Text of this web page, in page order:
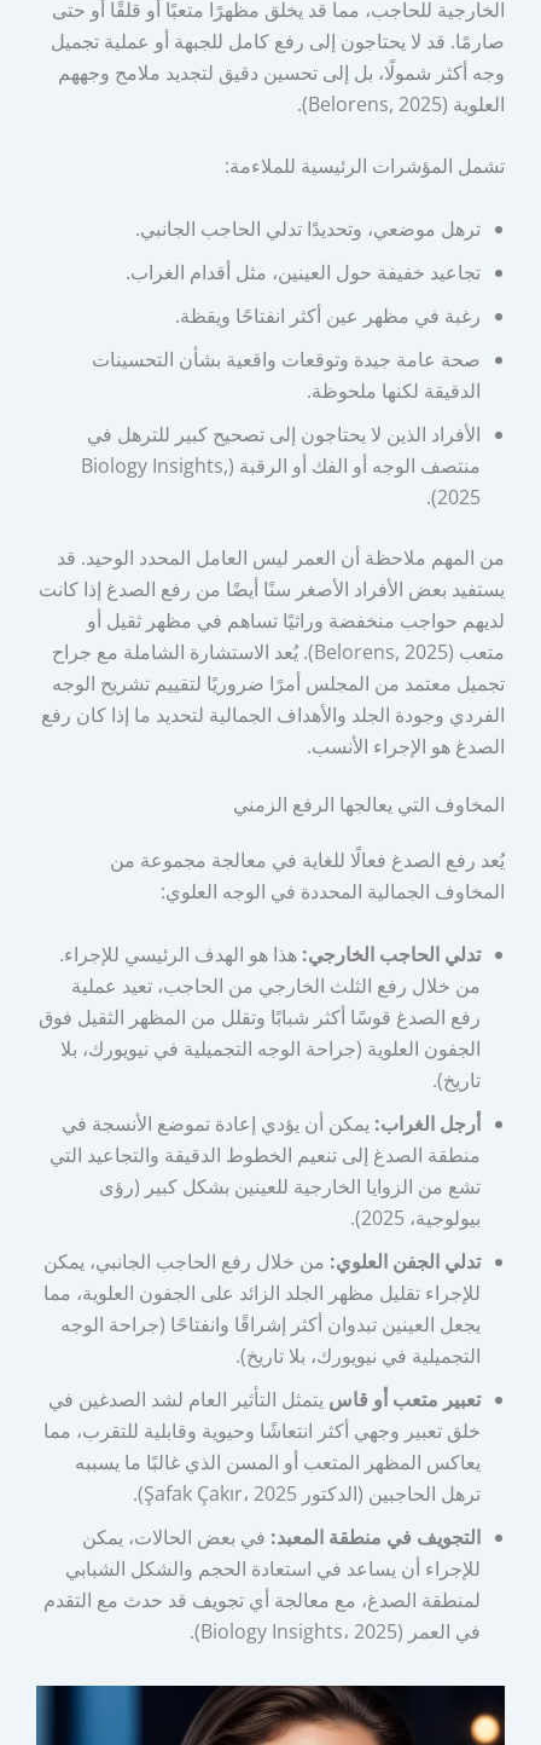
الخارجية للحاجب، مما قد يخلق مظهرًا متعبًا أو قلقًا أو حتى
صارمًا. قد لا يحتاجون إلى رفع كامل للجبهة أو عملية تجميل
وجه أكثر شمولًا، بل إلى تحسين دقيق لتجديد ملامح وجههم
العلوية (Belorens, 2025).
تشمل المؤشرات الرئيسية للملاءمة:
ترهل موضعي، وتحديدًا تدلي الحاجب الجانبي.
تجاعيد خفيفة حول العينين، مثل أقدام الغراب.
رغبة في مظهر عين أكثر انفتاحًا ويقظة.
صحة عامة جيدة وتوقعات واقعية بشأن التحسينات
الدقيقة لكنها ملحوظة.
الأفراد الذين لا يحتاجون إلى تصحيح كبير للترهل في
منتصف الوجه أو الفك أو الرقبة (Biology Insights,
2025).
من المهم ملاحظة أن العمر ليس العامل المحدد الوحيد. قد
يستفيد بعض الأفراد الأصغر سنًا أيضًا من رفع الصدغ إذا كانت
لديهم حواجب منخفضة وراثيًا تساهم في مظهر ثقيل أو
متعب (Belorens, 2025). يُعد الاستشارة الشاملة مع جراح
تجميل معتمد من المجلس أمرًا ضروريًا لتقييم تشريح الوجه
الفردي وجودة الجلد والأهداف الجمالية لتحديد ما إذا كان رفع
الصدغ هو الإجراء الأنسب.
المخاوف التي يعالجها الرفع الزمني
يُعد رفع الصدغ فعالًا للغاية في معالجة مجموعة من
المخاوف الجمالية المحددة في الوجه العلوي:
تدلي الحاجب الخارجي: هذا هو الهدف الرئيسي للإجراء.
من خلال رفع الثلث الخارجي من الحاجب، تعيد عملية
رفع الصدغ قوسًا أكثر شبابًا وتقلل من المظهر الثقيل فوق
الجفون العلوية (جراحة الوجه التجميلية في نيويورك، بلا
تاريخ).
أرجل الغراب: يمكن أن يؤدي إعادة تموضع الأنسجة في
منطقة الصدغ إلى تنعيم الخطوط الدقيقة والتجاعيد التي
تشع من الزوايا الخارجية للعينين بشكل كبير (رؤى
بيولوجية، 2025).
تدلي الجفن العلوي: من خلال رفع الحاجب الجانبي، يمكن
للإجراء تقليل مظهر الجلد الزائد على الجفون العلوية، مما
يجعل العينين تبدوان أكثر إشراقًا وانفتاحًا (جراحة الوجه
التجميلية في نيويورك، بلا تاريخ).
تعبير متعب أو قاس يتمثل التأثير العام لشد الصدغين في
خلق تعبير وجهي أكثر انتعاشًا وحيوية وقابلية للتقرب، مما
يعاكس المظهر المتعب أو المسن الذي غالبًا ما يسببه
ترهل الحاجبين (الدكتور Şafak Çakır، 2025).
التجويف في منطقة المعبد: في بعض الحالات، يمكن
للإجراء أن يساعد في استعادة الحجم والشكل الشبابي
لمنطقة الصدغ، مع معالجة أي تجويف قد حدث مع التقدم
في العمر (Biology Insights، 2025).